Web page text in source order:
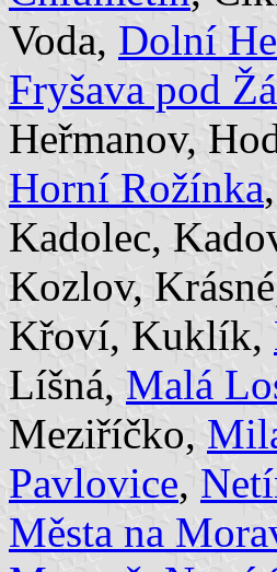
Voda, Dolní
Fryšava pod
Heřmanov,
Horní Rožínka
Kadolec,
Kozlov,
Křoví, Kuklík,
Líšná, Malá
Meziříčko,
Pavlovice,
Města na